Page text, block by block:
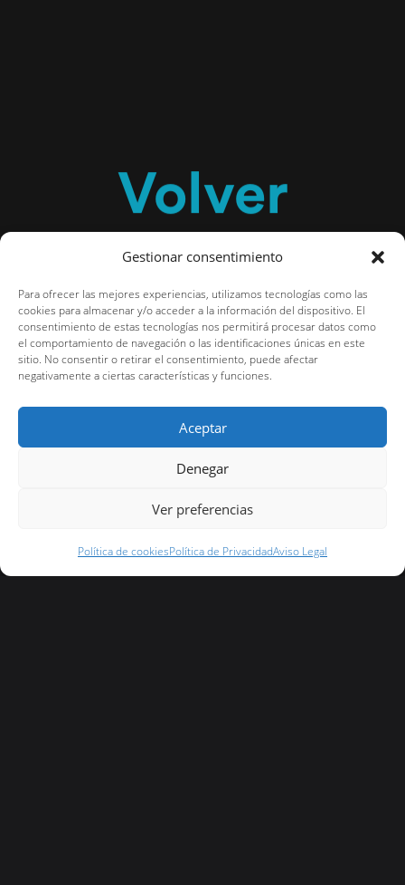
Gestionar consentimiento
Para ofrecer las mejores experiencias, utilizamos tecnologías como las
cookies para almacenar y/o acceder a la información del dispositivo. El
consentimiento de estas tecnologías nos permitirá procesar datos como
el comportamiento de navegación o las identificaciones únicas en este
sitio. No consentir o retirar el consentimiento, puede afectar
negativamente a ciertas características y funciones.
Aceptar
Denegar
Ver preferencias
Política de cookiesPolítica de PrivacidadAviso Legal
Volver